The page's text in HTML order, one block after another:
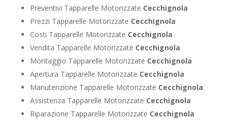
Preventivi Tapparelle Motorizzate Cecchignola
Prezzi Tapparelle Motorizzate Cecchignola
Costi Tapparelle Motorizzate Cecchignola
Vendita Tapparelle Motorizzate Cecchignola
Montaggio Tapparelle Motorizzate Cecchignola
Apertura Tapparelle Motorizzate Cecchignola
Manutenzione Tapparelle Motorizzate Cecchignola
Assistenza Tapparelle Motorizzate Cecchignola
Riparazione Tapparelle Motorizzate Cecchignola